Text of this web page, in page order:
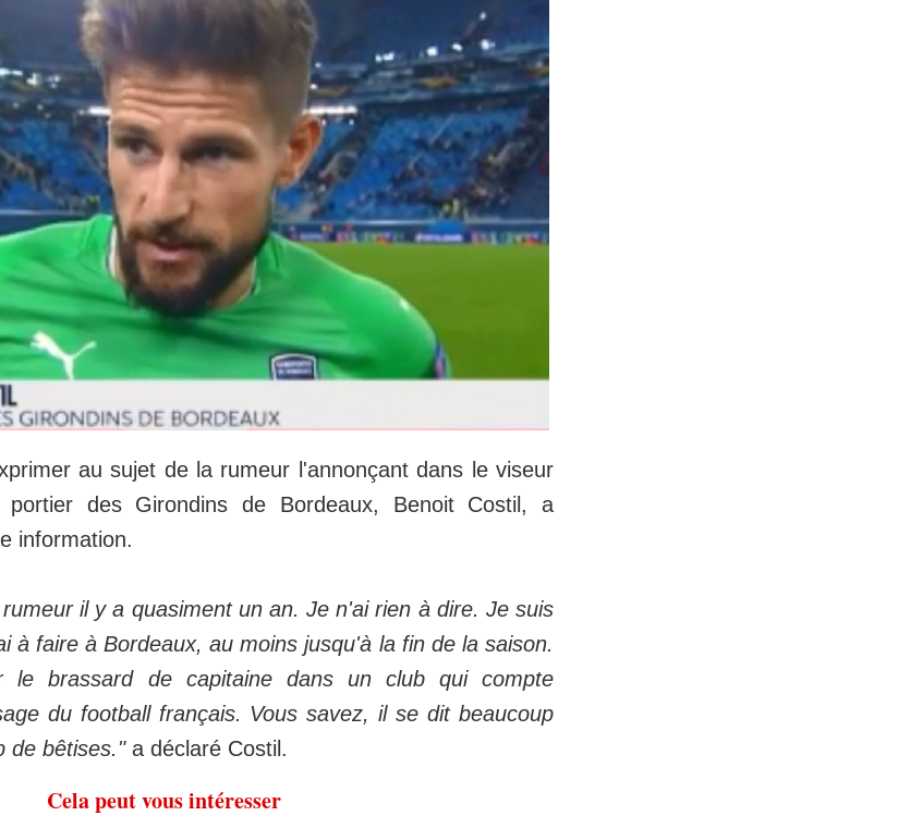
au sujet de la rumeur l'annonçant dans le viseur
des Girondins de Bordeaux, Benoit Costil, a
information.
il y a quasiment un an. Je n'ai rien à dire. Je suis
à faire à Bordeaux, au moins jusqu'à la fin de la saison.
brassard de capitaine dans un club qui compte
du football français. Vous savez, il se dit beaucoup
de bêtises."a déclaré Costil.
Cela peut vous intéresser